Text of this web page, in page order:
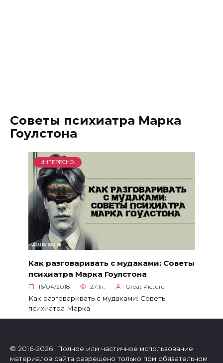
Советы психиатра Марка
Гоулстона
ИНТЕРЕСНО
Как разговаривать с мудаками: Советы
психиатра Марка Гоулстона
16/04/2018 27.1к. Great Picture
Как разговаривать с мудаками: Советы
психиатра Марка
© 2016-2026 Полное или частичное использование
материалов сайта разрешено только при обязательном